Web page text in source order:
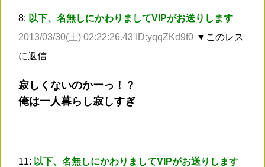
8: 以下、名無しにかわりましてVIPがお送りします
2013/03/30(土) 02:22:26.43 ID:yqqZKd9f0 ▼このレス
に返信
寂しくないのかーっ！？
俺は一人暮らし寂しすぎ
11: 以下、名無しにかわりましてVIPがお送りします